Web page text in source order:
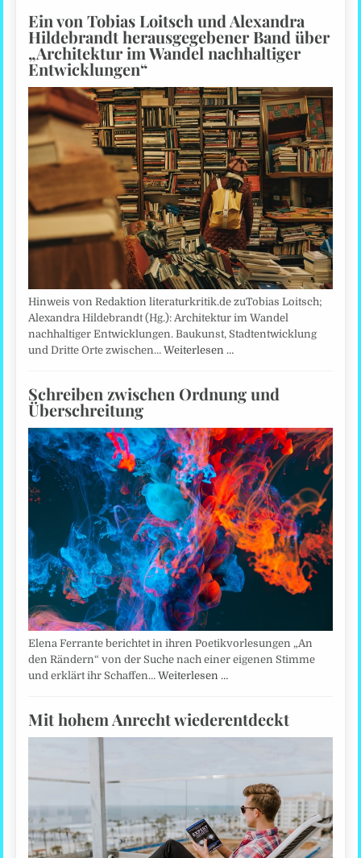
Ein von Tobias Loitsch und Alexandra
Hildebrandt herausgegebener Band über
„Architektur im Wandel nachhaltiger
Entwicklungen“
Hinweis von Redaktion literaturkritik.de zuTobias Loitsch;
Alexandra Hildebrandt (Hg.): Architektur im Wandel
nachhaltiger Entwicklungen. Baukunst, Stadtentwicklung
und Dritte Orte zwischen…Weiterlesen …
Schreiben zwischen Ordnung und
Überschreitung
Elena Ferrante berichtet in ihren Poetikvorlesungen „An
den Rändern“ von der Suche nach einer eigenen Stimme
und erklärt ihr Schaffen…Weiterlesen …
Mit hohem Anrecht wiederentdeckt